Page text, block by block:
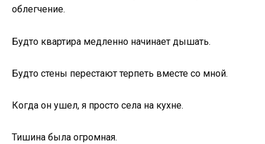
облегчение.
Будто квартира медленно начинает дышать.
Будто стены перестают терпеть вместе со мной.
Когда он ушел, я просто села на кухне.
Тишина была огромная.